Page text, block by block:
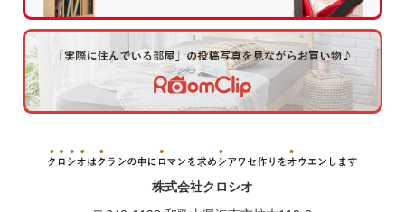
株式会社クロシオ